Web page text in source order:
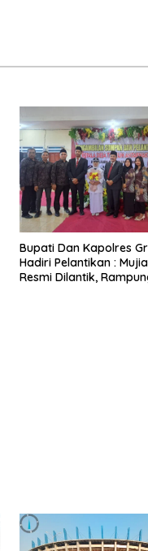
​Bupati Dan Kapolres
Hadiri Pelantikan :
Resmi Dilantik,